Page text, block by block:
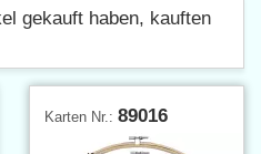
gekauft haben, kauften
Karten Nr.: 89016